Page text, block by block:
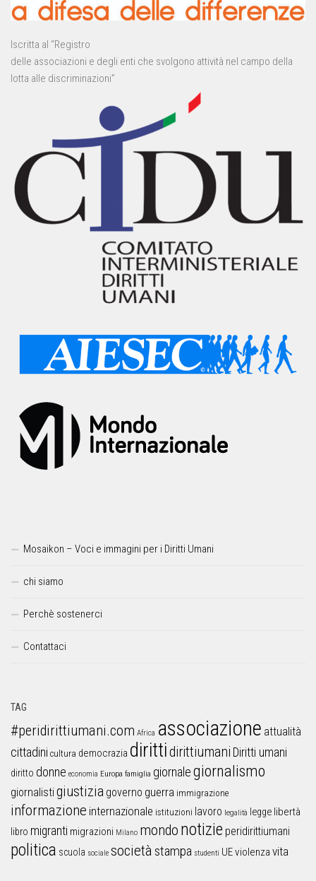
Iscritta al “Registro
delle associazioni e degli enti che svolgono attività nel campo della
lotta alle discriminazioni”
Mosaikon – Voci e immagini per i Diritti Umani
chi siamo
Perchè sostenerci
Contattaci
TAG
#peridirittiumani.com Africa associazione attualità
cittadini cultura democrazia dirittidirittiumani Diritti umani
diritto donne economia Europa famiglia giornalegiornalismo
giornalistigiustizia governo guerra immigrazione
informazione internazionale istituzioni lavoro legalità legge libertà
libro migranti migrazioni Milano mondo notizie peridirittiumani
politica scuola sociale società stampa studenti UEviolenza vita